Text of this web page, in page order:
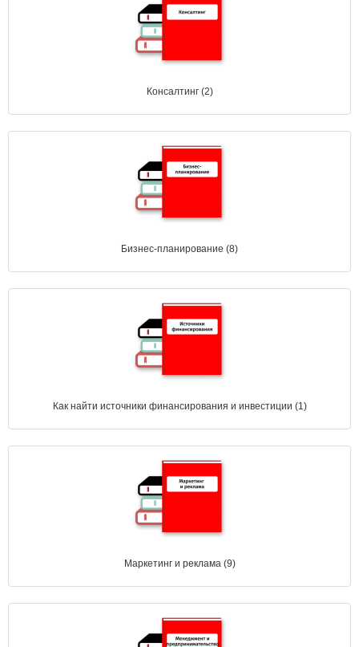
Консалтинг (2)
Бизнес-планирование (8)
Как найти источники финансирования и инвестиции (1)
Маркетинг и реклама (9)